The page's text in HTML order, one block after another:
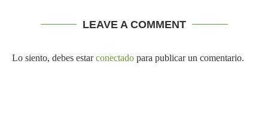
LEAVE A COMMENT
Lo siento, debes estarconectado para publicar un comentario.